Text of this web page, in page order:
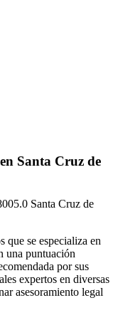
Santa Cruz de
Santa Cruz de
que se especializa en
una puntuación
por sus
expertos en diversas
asesoramiento legal